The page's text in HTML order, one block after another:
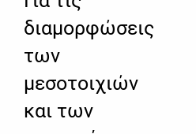
διαμορφώσεις
των
μεσοτοιχιών
και των